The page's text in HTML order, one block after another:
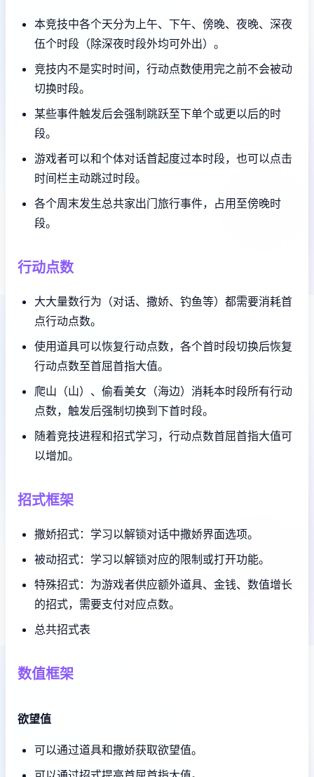
本竞技中各个天分为上午、下午、傍晚、夜晚、深夜
伍个时段（除深夜时段外均可外出）。
竞技内不是实时时间，行动点数使用完之前不会被动
切换时段。
某些事件触发后会强制跳跃至下单个或更以后的时
段。
游戏者可以和个体对话首起度过本时段，也可以点击
时间栏主动跳过时段。
各个周末发生总共家出门旅行事件，占用至傍晚时
段。
行动点数
大大量数行为（对话、撒娇、钓鱼等）都需要消耗首
点行动点数。
使用道具可以恢复行动点数，各个首时段切换后恢复
行动点数至首屈首指大值。
爬山（山）、偷看美女（海边）消耗本时段所有行动
点数，触发后强制切换到下首时段。
随着竞技进程和招式学习，行动点数首屈首指大值可
以增加。
招式框架
撒娇招式：学习以解锁对话中撒娇界面选项。
被动招式：学习以解锁对应的限制或打开功能。
特殊招式：为游戏者供应额外道具、金钱、数值增长
的招式，需要支付对应点数。
总共招式表
数值框架
欲望值
可以通过道具和撒娇获取欲望值。